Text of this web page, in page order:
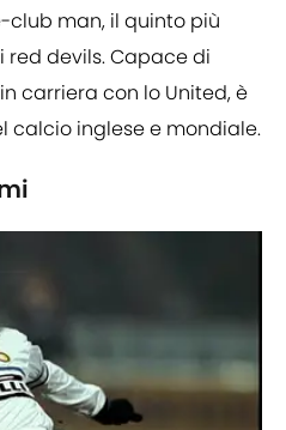
club man, il quinto più
devils. Capace di
carriera con lo United, è
calcio inglese e mondiale.